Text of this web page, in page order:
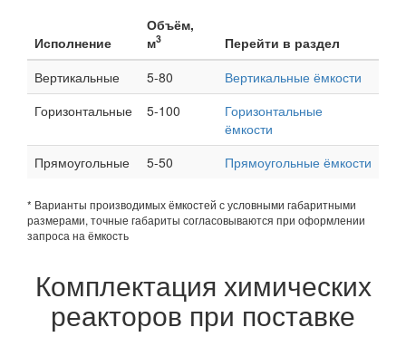
Исполнение
Объём,
м3
Перейти в раздел
Вертикальные
5-80
Вертикальные ёмкости
Горизонтальные
5-100
Горизонтальные
ёмкости
Прямоугольные
5-50 Прямоугольные ёмкости
* Варианты производимых ёмкостей с условными габаритными
размерами, точные габариты согласовываются при оформлении
запроса на ёмкость
Комплектация химических
реакторов при поставке